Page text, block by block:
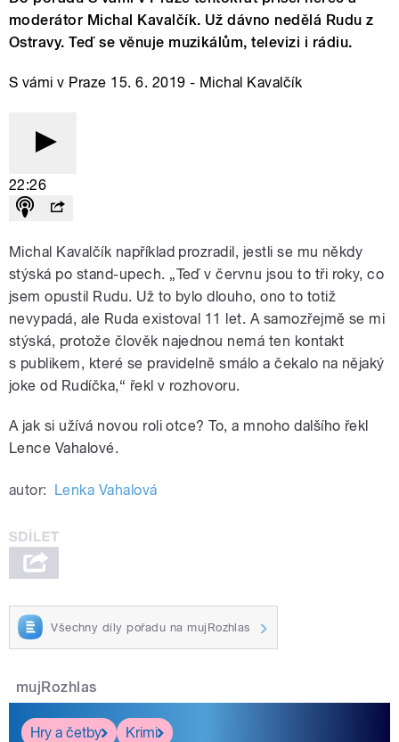
moderátor Michal Kavalčík. Už dávno nedělá Rudu z
Ostravy. Teď se věnuje muzikálům, televizi i rádiu.
S vámi v Praze 15. 6. 2019 - Michal Kavalčík
22:26
Michal Kavalčík například prozradil, jestli se mu někdy
stýská po stand-upech. „Teď v červnu jsou to tři roky, co
jsem opustil Rudu. Už to bylo dlouho, ono to totiž
nevypadá, ale Ruda existoval 11 let. A samozřejmě se mi
stýská, protože člověk najednou nemá ten kontakt
s publikem, které se pravidelně smálo a čekalo na nějaký
joke od Rudíčka,“ řekl v rozhovoru.
A jak si užívá novou roli otce? To, a mnoho dalšího řekl
Lence Vahalové.
autor: Lenka Vahalová
Všechny díly pořadu na mujRozhlas
mujRozhlas
Hry a četby
Krimi